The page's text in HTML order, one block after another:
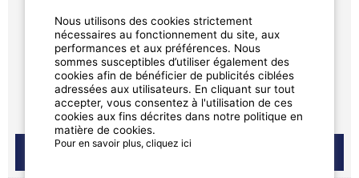
781,85 €
par semaine
Disponibilités et prix
Nous utilisons des cookies strictement
nécessaires au fonctionnement du site, aux
performances et aux préférences. Nous
sommes susceptibles d’utiliser également des
cookies afin de bénéficier de publicités ciblées
adressées aux utilisateurs. En cliquant sur tout
accepter, vous consentez à l'utilisation de ces
cookies aux fins décrites dans notre politique en
matière de cookies.
Pour en savoir plus, cliquez ici